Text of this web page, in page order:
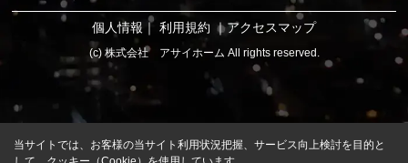
個人情報 ｜ 利用規約 ｜アクセスマップ
(c) 株式会社 アサイホーム All rights reserved.
当サイトでは、お客様の当サイト利用状況把握、サービス向上検討を目的と